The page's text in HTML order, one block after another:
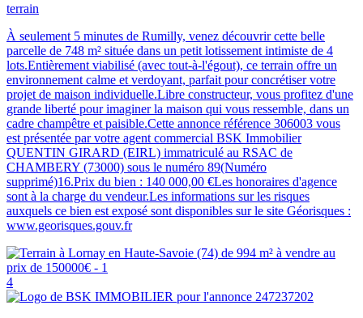
terrain
À seulement 5 minutes de Rumilly, venez découvrir cette belle
parcelle de 748 m² située dans un petit lotissement intimiste de 4
lots.Entièrement viabilisé (avec tout-à-l'égout), ce terrain offre un
environnement calme et verdoyant, parfait pour concrétiser votre
projet de maison individuelle.Libre constructeur, vous profitez d'une
grande liberté pour imaginer la maison qui vous ressemble, dans un
cadre champêtre et paisible.Cette annonce référence 306003 vous
est présentée par votre agent commercial BSK Immobilier
QUENTIN GIRARD (EIRL) immatriculé au RSAC de
CHAMBERY (73000) sous le numéro 89(Numéro
supprimé)16.Prix du bien : 140 000,00 €Les honoraires d'agence
sont à la charge du vendeur.Les informations sur les risques
auxquels ce bien est exposé sont disponibles sur le site Géorisques :
www.georisques.gouv.fr
4